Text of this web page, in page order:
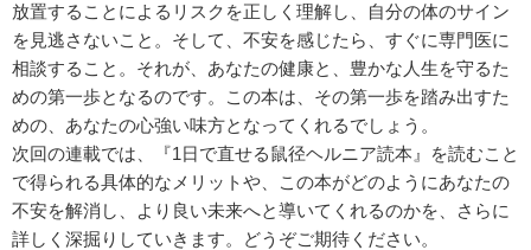
放置することによるリスクを正しく理解し、自分の体のサイン
を見逃さないこと。そして、不安を感じたら、すぐに専門医に
相談すること。それが、あなたの健康と、豊かな人生を守るた
めの第一歩となるのです。この本は、その第一歩を踏み出すた
めの、あなたの心強い味方となってくれるでしょう。
次回の連載では、『1日で直せる鼠径ヘルニア読本』を読むこと
で得られる具体的なメリットや、この本がどのようにあなたの
不安を解消し、より良い未来へと導いてくれるのかを、さらに
詳しく深掘りしていきます。どうぞご期待ください。